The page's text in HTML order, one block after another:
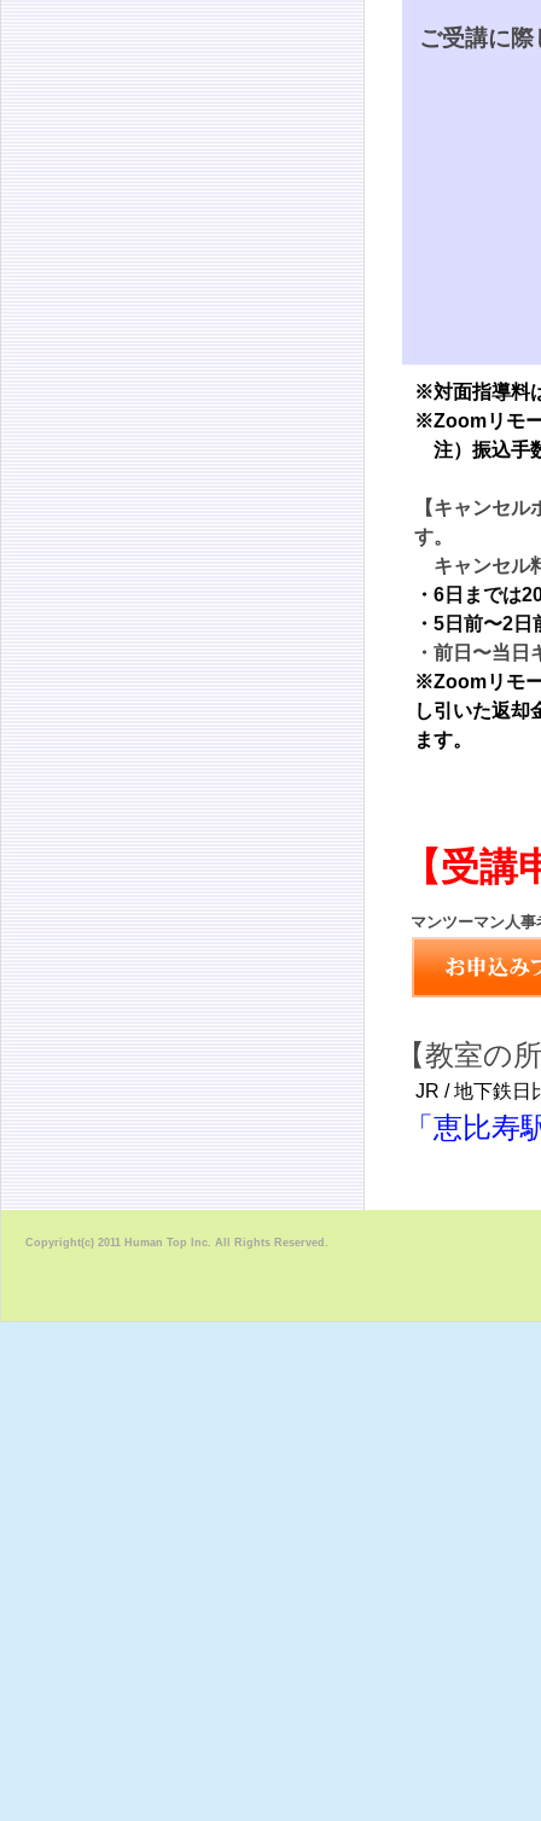
ご受講に際
※対面指導料
※Zoomリモ
注）振込手
【キャンセ
す。
キャンセル
・6日までは
・5日前〜2
・前日〜当
※Zoomリモ
し引いた返却
ます。
【受
マンツーマン人
【教室の
JR / 地下鉄
「恵比寿
Copyright(c) 2011 Human Top Inc. All Rights Reserved.